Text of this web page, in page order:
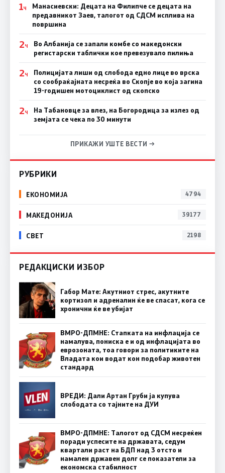
1Ч
Манасиевски: Децата на Филипче се децата на
предавникот Заев, талогот од СДСМ исплива на
површина
2Ч
Во Албанија се запали комбе со македонски
регистарски таблички кое превезувало пилиња
2Ч
Полицијата лиши од слобода едно лице во врска
со сообраќајната несреќа во Скопје во која загина
19-годишен мотоциклист од скопско
2Ч
На Табановце за влез, на Богородица за излез од
земјата се чека по 30 минути
ПРИКАЖИ УШТЕ ВЕСТИ →
РУБРИКИ
ЕКОНОМИЈА 4794
МАКЕДОНИЈА 39177
СВЕТ 2198
РЕДАКЦИСКИ ИЗБОР
Габор Мате: Акутниот стрес, акутните
кортизол и адреналин ќе ве спасат, кога се
хронични ќе ве убијат
ВМРО-ДПМНЕ: Стапката на инфлација се
намалува, пониска е и од инфлацијата во
еврозоната, тоа говори за политиките на
Владата кои водат кон подобар животен
стандард
ВРЕДИ: Дали Артан Груби ја купува
слободата со тајните на ДУИ
ВМРО-ДПМНЕ: Талогот од СДСМ несреќен
поради успесите на државата, седум
квартали раст на БДП над 3 отсто и
намален државен долг се показатели за
економска стабилност